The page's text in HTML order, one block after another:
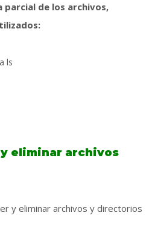
parcial de los archivos,
ls
eliminar archivos
y eliminar archivos y directorios